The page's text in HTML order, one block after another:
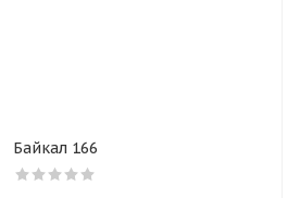
Байкал 166